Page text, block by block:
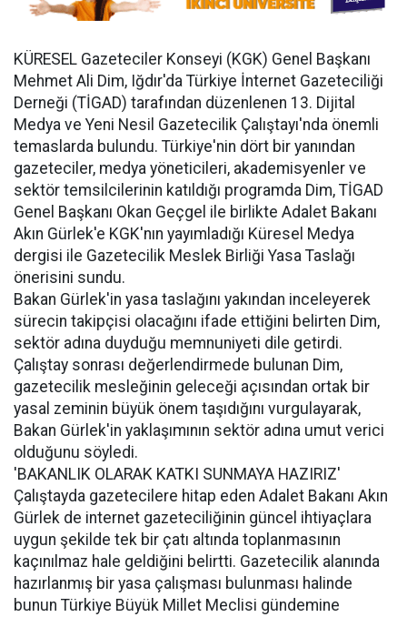
KÜRESEL Gazeteciler Konseyi (KGK) Genel Başkanı
Mehmet Ali Dim, Iğdır'da Türkiye İnternet Gazeteciliği
Derneği (TİGAD) tarafından düzenlenen 13. Dijital
Medya ve Yeni Nesil Gazetecilik Çalıştayı'nda önemli
temaslarda bulundu. Türkiye'nin dört bir yanından
gazeteciler, medya yöneticileri, akademisyenler ve
sektör temsilcilerinin katıldığı programda Dim, TİGAD
Genel Başkanı Okan Geçgel ile birlikte Adalet Bakanı
Akın Gürlek'e KGK'nın yayımladığı Küresel Medya
dergisi ile Gazetecilik Meslek Birliği Yasa Taslağı
önerisini sundu.
Bakan Gürlek'in yasa taslağını yakından inceleyerek
sürecin takipçisi olacağını ifade ettiğini belirten Dim,
sektör adına duyduğu memnuniyeti dile getirdi.
Çalıştay sonrası değerlendirmede bulunan Dim,
gazetecilik mesleğinin geleceği açısından ortak bir
yasal zeminin büyük önem taşıdığını vurgulayarak,
Bakan Gürlek'in yaklaşımının sektör adına umut verici
olduğunu söyledi.
'BAKANLIK OLARAK KATKI SUNMAYA HAZIRIZ'
Çalıştayda gazetecilere hitap eden Adalet Bakanı Akın
Gürlek de internet gazeteciliğinin güncel ihtiyaçlara
uygun şekilde tek bir çatı altında toplanmasının
kaçınılmaz hale geldiğini belirtti. Gazetecilik alanında
hazırlanmış bir yasa çalışması bulunması halinde
bunun Türkiye Büyük Millet Meclisi gündemine